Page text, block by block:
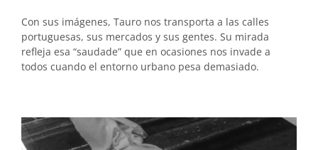
Con sus imágenes, Tauro nos transporta a las calles
portuguesas, sus mercados y sus gentes. Su mirada
refleja esa “saudade” que en ocasiones nos invade a
todos cuando el entorno urbano pesa demasiado.